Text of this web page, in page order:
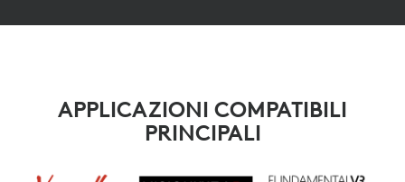
APPLICAZIONI COMPATIBILI
PRINCIPALI